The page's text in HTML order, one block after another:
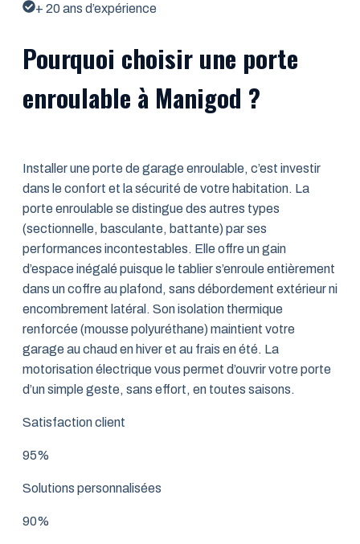
+ 20 ans d’expérience
Pourquoi choisir une porte
enroulable à Manigod ?
Installer une porte de garage enroulable, c’est investir
dans le confort et la sécurité de votre habitation. La
porte enroulable se distingue des autres types
(sectionnelle, basculante, battante) par ses
performances incontestables. Elle offre un gain
d’espace inégalé puisque le tablier s’enroule entièrement
dans un coffre au plafond, sans débordement extérieur ni
encombrement latéral. Son isolation thermique
renforcée (mousse polyuréthane) maintient votre
garage au chaud en hiver et au frais en été. La
motorisation électrique vous permet d’ouvrir votre porte
d’un simple geste, sans effort, en toutes saisons.
Satisfaction client
95%
Solutions personnalisées
90%